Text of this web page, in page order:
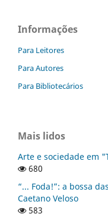
Informações
Para Leitores
Para Autores
Para Bibliotecários
Mais lidos
Arte e sociedade em
680
“... Foda!”: a bossa
Caetano Veloso
583